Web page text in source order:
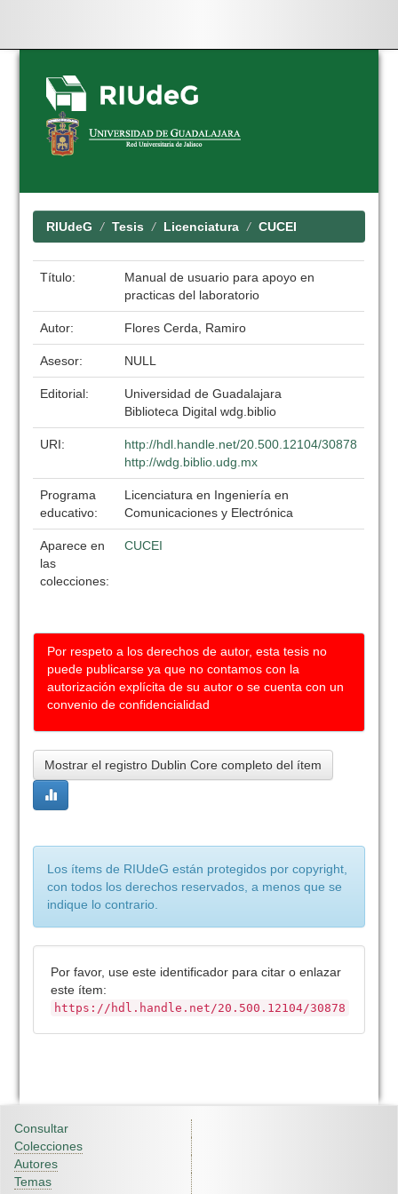
Skip
navigation
RIUdeG Tesis Licenciatura CUCEI
Título:
Manual de usuario para apoyo en
practicas del laboratorio
Autor: Flores Cerda, Ramiro
Asesor: NULL
Editorial:
Universidad de Guadalajara
Biblioteca Digital wdg.biblio
URI:
http://hdl.handle.net/20.500.12104/30878
http://wdg.biblio.udg.mx
Programa
educativo:
Licenciatura en Ingeniería en
Comunicaciones y Electrónica
Aparece en
las
colecciones:
CUCEI
Por respeto a los derechos de autor, esta tesis no
puede publicarse ya que no contamos con la
autorización explícita de su autor o se cuenta con un
convenio de confidencialidad
Mostrar el registro Dublin Core completo del ítem
Los ítems de RIUdeG están protegidos por copyright,
con todos los derechos reservados, a menos que se
indique lo contrario.
Por favor, use este identificador para citar o enlazar
este ítem:
https://hdl.handle.net/20.500.12104/30878
Consultar
Colecciones
Autores
Temas